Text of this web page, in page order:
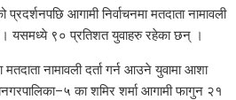
आगामी निर्वाचनमा मतदाता नामावली
। यसमध्ये ९० प्रतिशत युवाहरु रहेका छन् ।
मतदाता नामावली दर्ता गर्न आउने युवामा आशा
का शमिर शर्मा आगामी फागुन २१